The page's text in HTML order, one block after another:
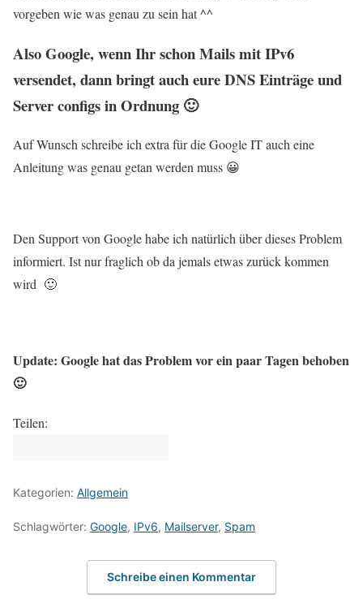
vorgeben wie was genau zu sein hat ^^
Also Google, wenn Ihr schon Mails mit IPv6
versendet, dann bringt auch eure DNS Einträge und
Server configs in Ordnung 🙂
Auf Wunsch schreibe ich extra für die Google IT auch eine
Anleitung was genau getan werden muss 😀
Den Support von Google habe ich natürlich über dieses Problem
informiert. Ist nur fraglich ob da jemals etwas zurück kommen
wird 🙂
Update: Google hat das Problem vor ein paar Tagen behoben
🙂
Teilen:
Kategorien: Allgemein
Schlagwörter: Google, IPv6, Mailserver, Spam
Schreibe einen Kommentar